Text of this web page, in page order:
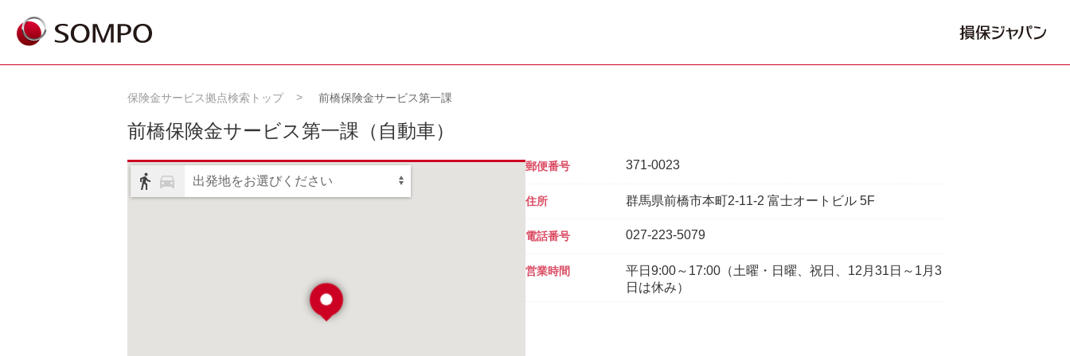
保険金サービス拠点検索トップ 前橋保険金サービス第一課
前橋保険金サービス第一課 （自動車）
出発地をお選びください
郵便番号 371-0023
住所 群馬県前橋市本町2-11-2 富士オートビル 5F
電話番号 027-223-5079
営業時間
平日9:00～17:00（土曜・日曜、祝日、12月31日～1月3
日は休み）